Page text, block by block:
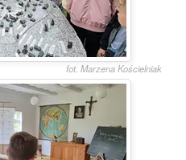
fot. Marzena Kościelniak